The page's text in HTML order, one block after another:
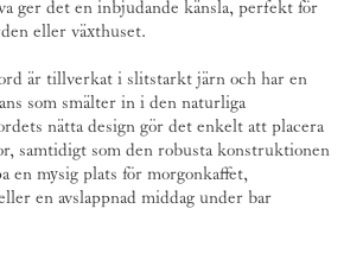
ger det en inbjudande känsla, perfekt för
eller växthuset.
är tillverkat i slitstarkt järn och har en
som smälter in i den naturliga
nätta design gör det enkelt att placera
samtidigt som den robusta konstruktionen
en mysig plats för morgonkaffet,
en avslappnad middag under bar